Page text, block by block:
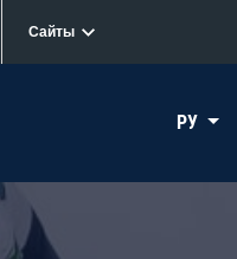
Сайты
РУ